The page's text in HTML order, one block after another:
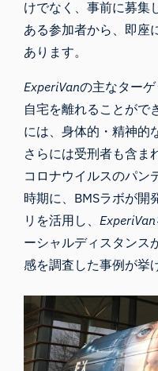
けでなく、事前に募集
ある参加者から、即座
あります。
ExperiVanの主なター
自宅を離れることがで
には、身体的・精神的
さらには受刑者も含ま
コロナウイルスのパン
時期に、BMSラボが開
リを活用し、 ExperiVan
ーシャルディスタンス
感を調査した事例が挙